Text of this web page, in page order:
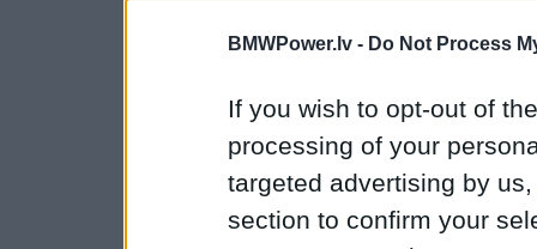
BMWPower.lv - Do Not Process
If you wish to opt-out of
processing of your
targeted advertising by
section to confirm your